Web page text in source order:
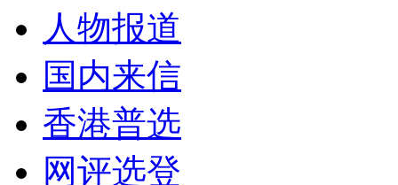
人物报道
国内来信
香港普选
网评选登